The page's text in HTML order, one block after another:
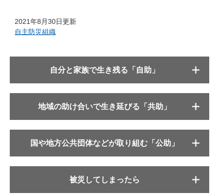
2021年8月30日更新
自主防災組織
自分と家族で生き残る「自助」
地域の助け合いで生き延びる「共助」
国や地方公共団体などが取り組む「公助」
被災してしまったら